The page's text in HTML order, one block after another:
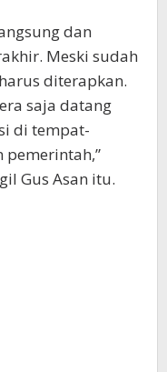
dan
Meski sudah
diterapkan.
saja datang
di tempat-
Gus Asan itu.